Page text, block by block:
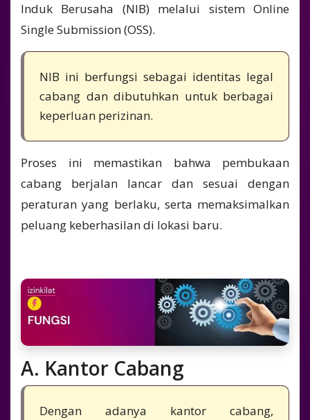
Induk Berusaha (NIB) melalui sistem Online
Single Submission (OSS).
NIB ini berfungsi sebagai identitas legal
cabang dan dibutuhkan untuk berbagai
keperluan perizinan.
Proses ini memastikan bahwa pembukaan
cabang berjalan lancar dan sesuai dengan
peraturan yang berlaku, serta memaksimalkan
peluang keberhasilan di lokasi baru.
A. Kantor Cabang
Dengan adanya kantor cabang,